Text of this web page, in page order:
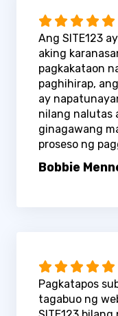
Ang SITE123
aking
pagkakataon
paghihirap,
ay
nilang nalutas
ginagawang
proseso ng
Bobbie
Pagkatapos
tagabuo ng